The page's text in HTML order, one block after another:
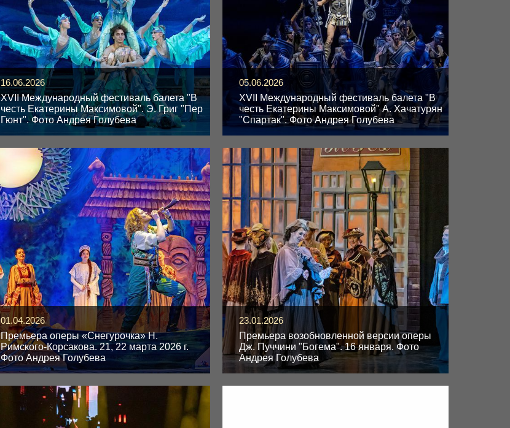
16.06.2026
XVII Международный фестиваль балета "В
честь Екатерины Максимовой". Э. Григ "Пер
Гюнт". Фото Андрея Голубева
05.06.2026
XVII Международный фестиваль балета "В
честь Екатерины Максимовой" А. Хачатурян
"Спартак". Фото Андрея Голубева
01.04.2026
Премьера оперы «Снегурочка» Н.
Римского-Корсакова. 21, 22 марта 2026 г.
Фото Андрея Голубева
23.01.2026
Премьера возобновленной версии оперы
Дж. Пуччини "Богема". 16 января. Фото
Андрея Голубева